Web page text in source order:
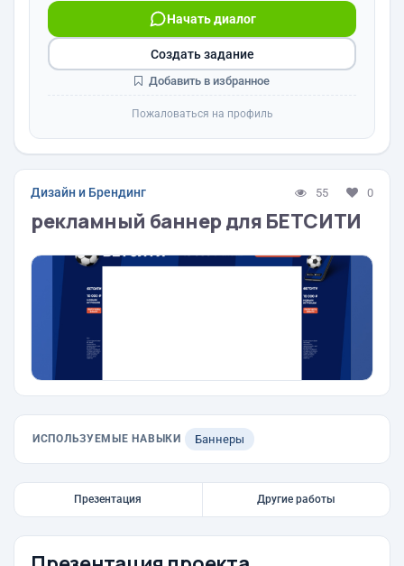
Начать диалог
Создать задание
Добавить в избранное
Пожаловаться на профиль
Дизайн и Брендинг 55 0
рекламный баннер для БЕТСИТИ
ИСПОЛЬЗУЕМЫЕ НАВЫКИ Баннеры
Презентация Другие работы